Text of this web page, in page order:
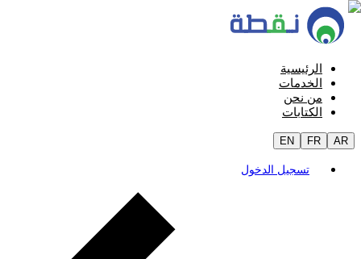
الرئيسية
الخدمات
من نحن
الكتابات
EN FR AR
تسجيل الدخول